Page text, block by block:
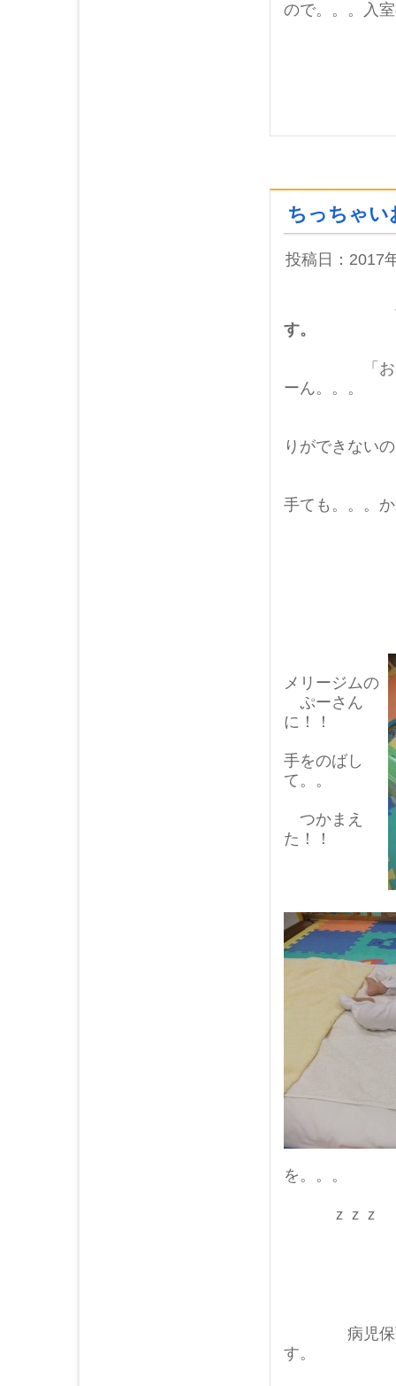
ので。。。入
ちっちゃい
投稿日：2017
今日入室
す。
「おはよう
ーん。。。
りができない
手ても。。。
メリージムの
ぷーさん
に！！
手をのばし
て。。
つかまえ
た！！
を。。。
ｚｚｚ
病児保育室
す。